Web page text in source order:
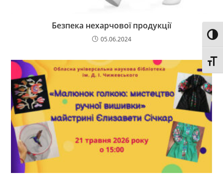
Безпека нехарчової продукції
05.06.2024